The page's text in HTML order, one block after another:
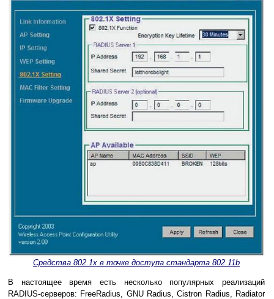
Средства 802.1x в точке доступа стандарта 802.11b
В настоящее время есть несколько популярных реализаций
RADIUS-серверов: FreeRadius, GNU Radius, Cistron Radius, Radiator